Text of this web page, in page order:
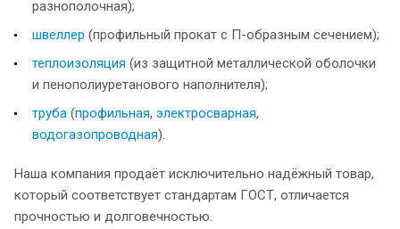
разнополочная);
швеллер (профильный прокат с П-образным сечением);
теплоизоляция (из защитной металлической оболочки
и пенополиуретанового наполнителя);
труба (профильная, электросварная,
водогазопроводная).
Наша компания продаёт исключительно надёжный товар,
который соответствует стандартам ГОСТ, отличается
прочностью и долговечностью.